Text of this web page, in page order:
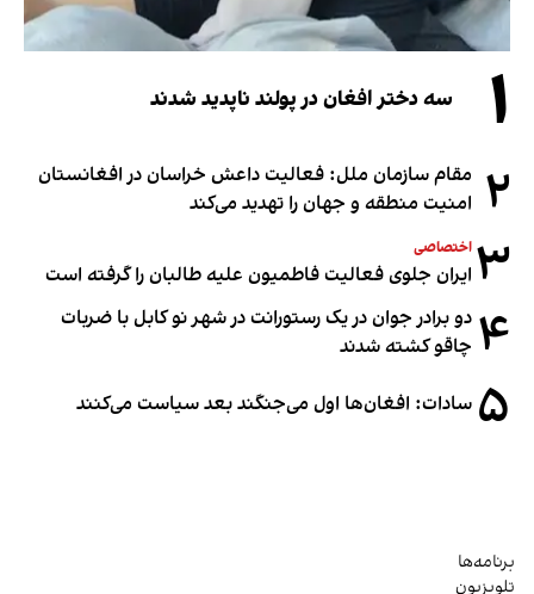
۱ سه دختر افغان در پولند ناپدید شدند
۲ مقام سازمان ملل: فعالیت داعش خراسان در افغانستان
امنیت منطقه و جهان را تهدید می‌کند
۳ اختصاصی
ایران جلوی فعالیت فاطمیون علیه طالبان را گرفته است
۴ دو برادر جوان در یک رستورانت در شهر نو کابل با ضربات
چاقو کشته شدند
۵ سادات: افغان‌ها اول می‌جنگند بعد سیاست می‌کنند
برنامه‌ها
تلویزیون